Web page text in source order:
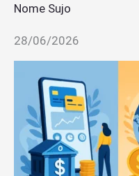
Nome Sujo
28/06/2026